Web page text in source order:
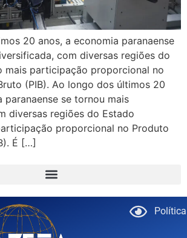
20 anos, a economia paranaense
com diversas regiões do
mais participação proporcional no
(PIB). Ao longo dos últimos 20
paranaense se tornou mais
diversas regiões do Estado
proporcional no Produto
É […]